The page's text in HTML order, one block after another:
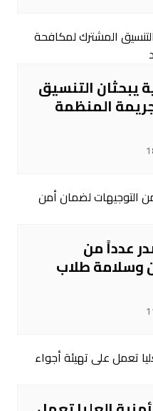
يبحثان التنسيق
المنظمة
عدداً من
وسلامة طلاب